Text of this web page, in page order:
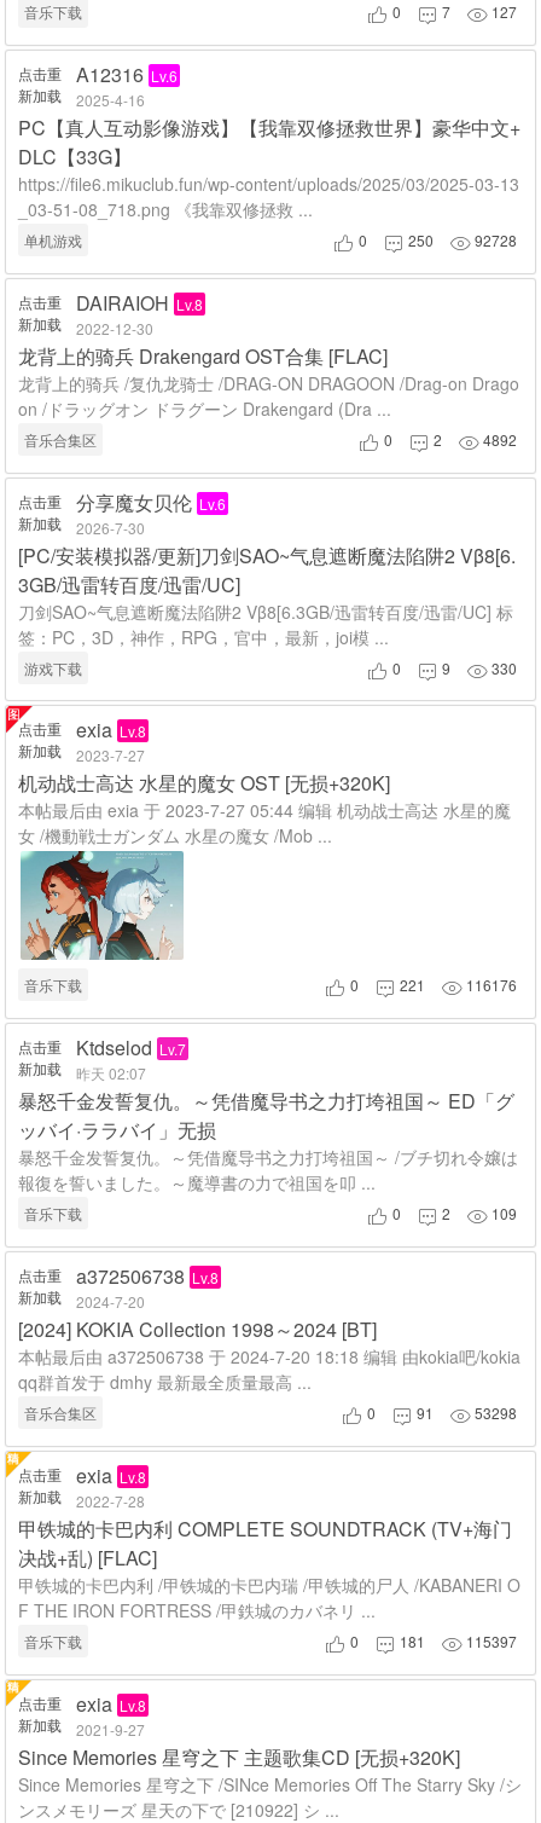
音乐下载  0  7  127
点击重
新加载
A12316 Lv.6
2025-4-16
PC【真人互动影像游戏】【我靠双修拯救世界】豪华中文+
DLC【33G】
https://file6.mikuclub.fun/wp-content/uploads/2025/03/2025-03-13
_03-51-08_718.png 《我靠双修拯救 ...
单机游戏  0  250 92728
点击重
新加载
DAIRAIOH Lv.8
2022-12-30
龙背上的骑兵 Drakengard OST合集 [FLAC]
龙背上的骑兵 /复仇龙骑士 /DRAG-ON DRAGOON /Drag-on Drago
on /ドラッグオン ドラグーン Drakengard (Dra ...
音乐合集区  0  2 4892
点击重
新加载
分享魔女贝伦 Lv.6
2026-7-30
[PC/安装模拟器/更新]刀剑SAO~气息遮断魔法陷阱2 Vβ8[6.
3GB/迅雷转百度/迅雷/UC]
刀剑SAO~气息遮断魔法陷阱2 Vβ8[6.3GB/迅雷转百度/迅雷/UC] 标
签：PC，3D，神作，RPG，官中，最新，joi模 ...
游戏下载  0  9 330
点击重
新加载
exia Lv.8
2023-7-27
机动战士高达 水星的魔女 OST [无损+320K]
本帖最后由 exia 于 2023-7-27 05:44 编辑 机动战士高达 水星的魔
女 /機動戦士ガンダム 水星の魔女 /Mob ...
音乐下载  0  221  116176
点击重
新加载
Ktdselod Lv.7
昨天 02:07
暴怒千金发誓复仇。～凭借魔导书之力打垮祖国～ ED「グ
ッバイ·ララバイ」无损
暴怒千金发誓复仇。～凭借魔导书之力打垮祖国～ /ブチ切れ令嬢は
報復を誓いました。～魔導書の力で祖国を叩 ...
音乐下载  0  2  109
点击重
新加载
a372506738 Lv.8
2024-7-20
[2024] KOKIA Collection 1998～2024 [BT]
本帖最后由 a372506738 于 2024-7-20 18:18 编辑 由kokia吧/kokia
qq群首发于 dmhy 最新最全质量最高 ...
音乐合集区  0  91 53298
点击重
新加载
exia Lv.8
2022-7-28
甲铁城的卡巴内利 COMPLETE SOUNDTRACK (TV+海门
决战+乱) [FLAC]
甲铁城的卡巴内利 /甲铁城的卡巴内瑞 /甲铁城的尸人 /KABANERI O
F THE IRON FORTRESS /甲鉄城のカバネリ ...
音乐下载  0  181  115397
点击重
新加载
exia Lv.8
2021-9-27
Since Memories 星穹之下 主题歌集CD [无损+320K]
Since Memories 星穹之下 /SINce Memories Off The Starry Sky /シ
ンスメモリーズ 星天の下で [210922] シ ...